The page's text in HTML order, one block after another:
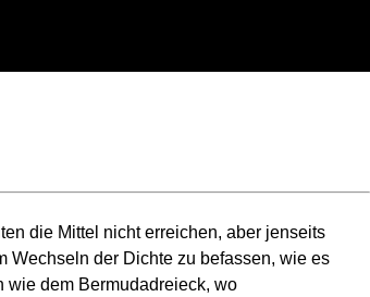
die Mittel nicht erreichen, aber jenseits
Wechseln der Dichte zu befassen, wie es
wie dem Bermudadreieck, wo